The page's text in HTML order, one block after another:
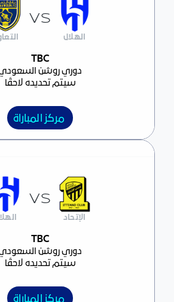
مركز
TBC
دوري روشن
سيتم تحديده لاحقًا
الهلال
VS
مركز المباراة
مركز
TBC
دوري روشن
سيتم تحديده لاحقًا
الإتحاد
VS